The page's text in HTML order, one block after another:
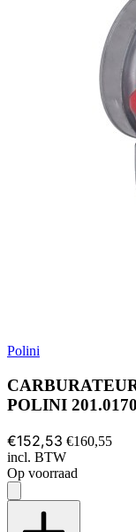
Polini
POLINI 201.0170
€152,53 €160,55
incl. BTW
Op voorraad